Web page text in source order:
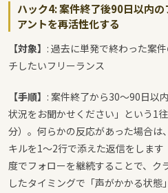
ハック4: 案件終了後90日以内
アントを再活性化する
【対象】 : 過去に単発で終わった案
チしたいフリーランス
【手順】 : 案件終了から30〜90日以
状況をお聞かせください」という1
分）。何らかの反応があった場合は
キルを1〜2行で添えた返信をしま
度でフォローを継続することで、ク
したタイミングで「声がかかる状態